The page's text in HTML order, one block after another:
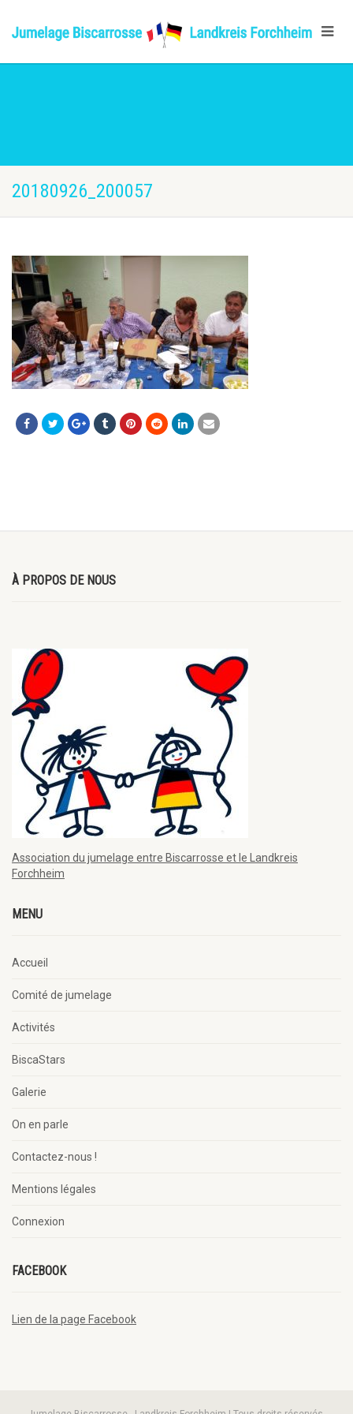
20180926_200057
À PROPOS DE NOUS
Association du jumelage entre Biscarrosse et le Landkreis
Forchheim
MENU
Accueil
Comité de jumelage
Activités
BiscaStars
Galerie
On en parle
Contactez-nous !
Mentions légales
Connexion
FACEBOOK
Lien de la page Facebook